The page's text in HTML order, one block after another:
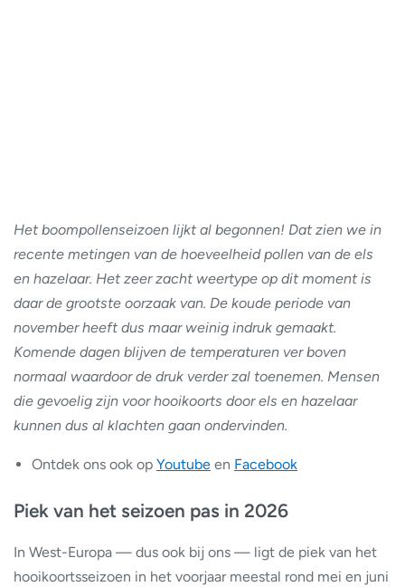
Het boompollenseizoen lijkt al begonnen! Dat zien we in
recente metingen van de hoeveelheid pollen van de els
en hazelaar. Het zeer zacht weertype op dit moment is
daar de grootste oorzaak van. De koude periode van
november heeft dus maar weinig indruk gemaakt.
Komende dagen blijven de temperaturen ver boven
normaal waardoor de druk verder zal toenemen. Mensen
die gevoelig zijn voor hooikoorts door els en hazelaar
kunnen dus al klachten gaan ondervinden.
Ontdek ons ook op Youtube en Facebook
Piek van het seizoen pas in 2026
In West-Europa — dus ook bij ons — ligt de piek van het
hooikoortsseizoen in het voorjaar meestal rond mei en juni